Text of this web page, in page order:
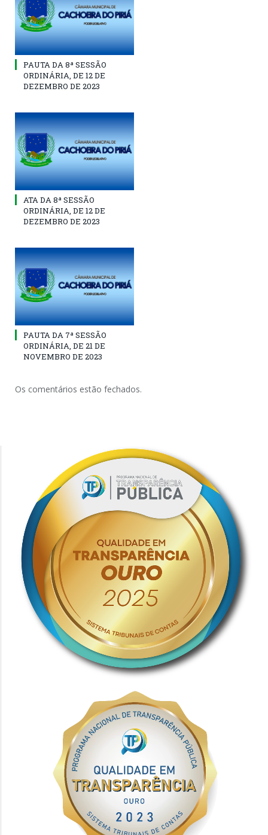
PAUTA DA 8ª SESSÃO
ORDINÁRIA, DE 12 DE
DEZEMBRO DE 2023
ATA DA 8ª SESSÃO
ORDINÁRIA, DE 12 DE
DEZEMBRO DE 2023
PAUTA DA 7ª SESSÃO
ORDINÁRIA, DE 21 DE
NOVEMBRO DE 2023
Os comentários estão fechados.